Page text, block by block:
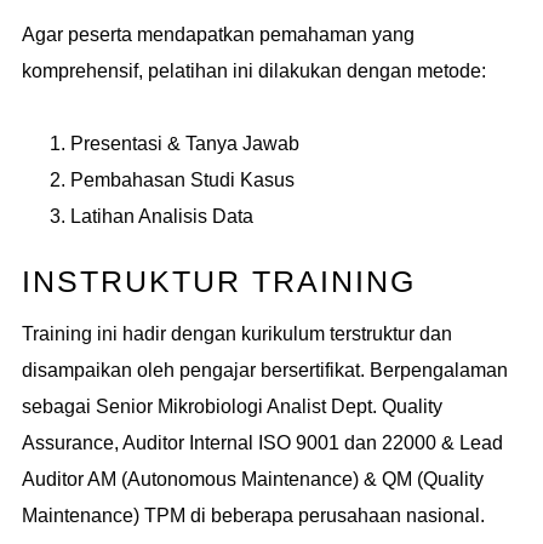
Agar peserta mendapatkan pemahaman yang
komprehensif, pelatihan ini dilakukan dengan metode:
Presentasi & Tanya Jawab
Pembahasan Studi Kasus
Latihan Analisis Data
INSTRUKTUR TRAINING
Training ini hadir dengan kurikulum terstruktur dan
disampaikan oleh pengajar bersertifikat. Berpengalaman
sebagai Senior Mikrobiologi Analist Dept. Quality
Assurance, Auditor Internal ISO 9001 dan 22000 & Lead
Auditor AM (Autonomous Maintenance) & QM (Quality
Maintenance) TPM di beberapa perusahaan nasional.